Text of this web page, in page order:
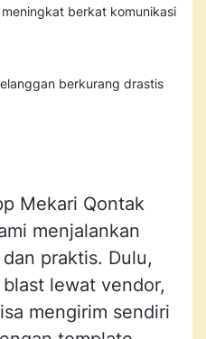
berkat komunikasi
berkurang drastis
Mekari Qontak
menjalankan
praktis. Dulu,
lewat vendor,
mengirim sendiri